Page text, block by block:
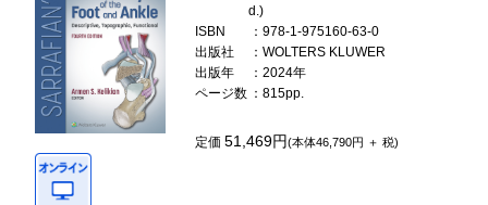
d.)
ISBN
：978-1-975160-63-0
出版社
：WOLTERS KLUWER
出版年
：2024年
ページ数 ：815pp.
定価51,469円(本体46,790円 ＋ 税)